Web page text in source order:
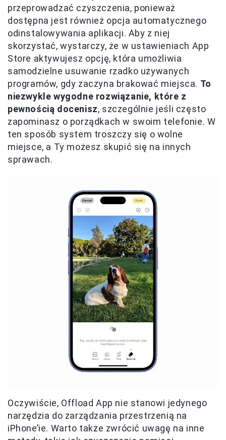
przeprowadzać czyszczenia, ponieważ
dostępna jest również opcja automatycznego
odinstalowywania aplikacji. Aby z niej
skorzystać, wystarczy, że w ustawieniach App
Store aktywujesz opcję, która umożliwia
samodzielne usuwanie rzadko używanych
programów, gdy zaczyna brakować miejsca. To
niezwykle wygodne rozwiązanie, które z
pewnością docenisz, szczególnie jeśli często
zapominasz o porządkach w swoim telefonie. W
ten sposób system troszczy się o wolne
miejsce, a Ty możesz skupić się na innych
sprawach.
Oczywiście, Offload App nie stanowi jedynego
narzędzia do zarządzania przestrzenią na
iPhone’ie. Warto także zwrócić uwagę na inne